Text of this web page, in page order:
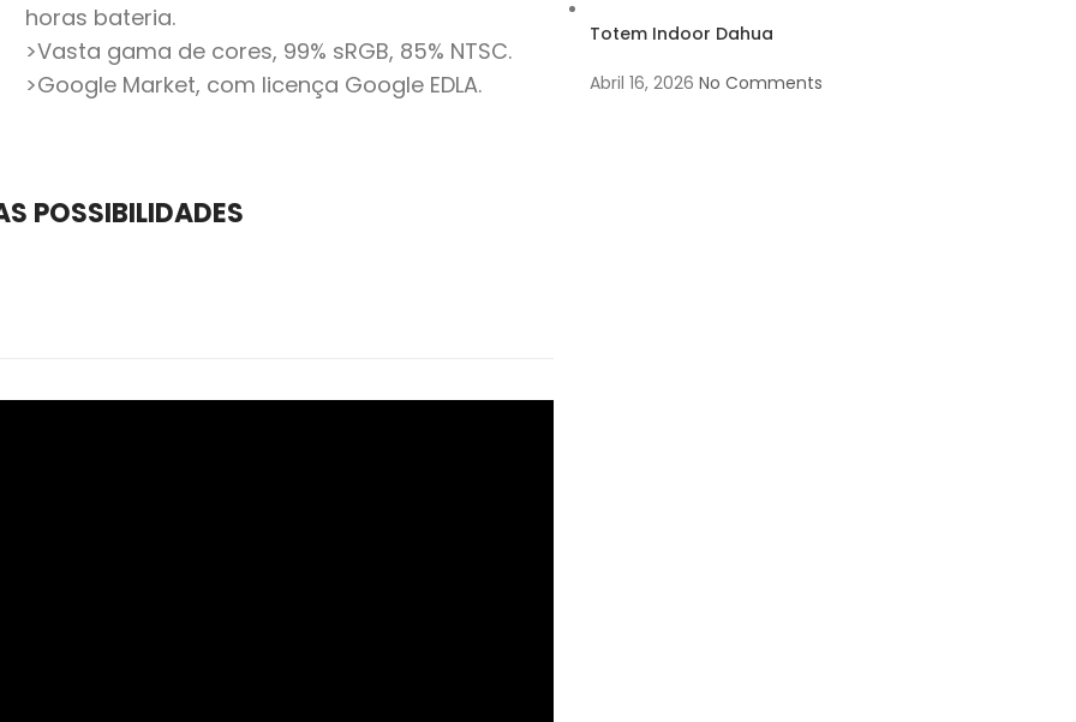
horas bateria.
>Vasta gama de cores, 99% sRGB, 85% NTSC.
>Google Market, com licença Google EDLA.
POSSIBILIDADES
Totem Indoor Dahua
Abril 16, 2026 No Comments